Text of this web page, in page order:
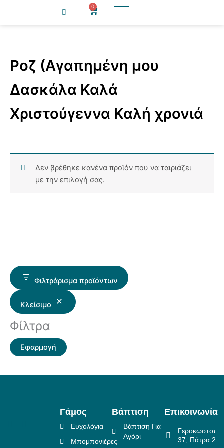
0
Cart
Φιλτράρισμα προϊόντων
Κλείσιμο
Φίλτρα
Εφαρμογή
Ροζ (Αγαπημένη μου
Δασκάλα Καλά
Χριστούγεννα Καλή χρονιά
Δεν βρέθηκε κανένα προϊόν που να ταιριάζει
με την επιλογή σας.
Γάμος
Ευχολόγια
Μπομπονιέρες
Βάπτιση
Βάπτιση Για
Αγόρι
Επικοινωνία
37, Πάτρα